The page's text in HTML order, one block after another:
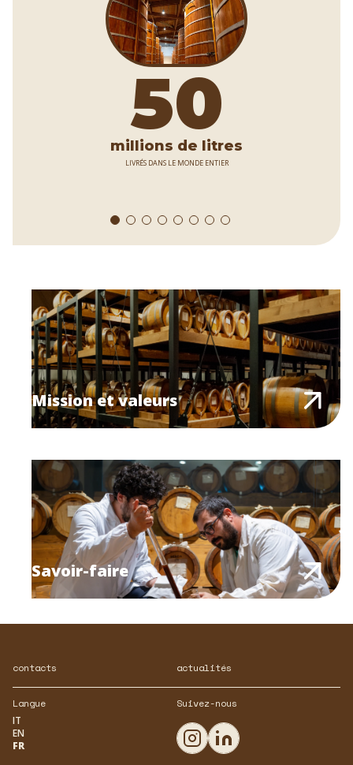
50
millions de litres
LIVRÉS DANS LE MONDE ENTIER
Mission et valeurs
Savoir-faire
contacts actualités
Langue
IT
EN
FR
Suivez-nous